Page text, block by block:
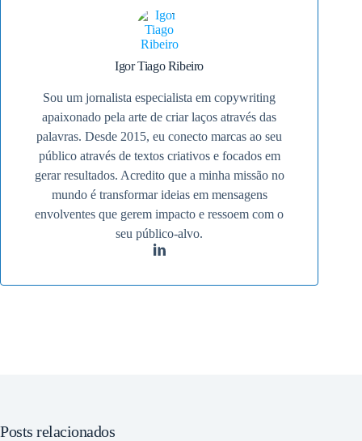
Igor Tiago Ribeiro
Sou um jornalista especialista em copywriting
apaixonado pela arte de criar laços através das
palavras. Desde 2015, eu conecto marcas ao seu
público através de textos criativos e focados em
gerar resultados. Acredito que a minha missão no
mundo é transformar ideias em mensagens
envolventes que gerem impacto e ressoem com o
seu público-alvo.
Posts relacionados